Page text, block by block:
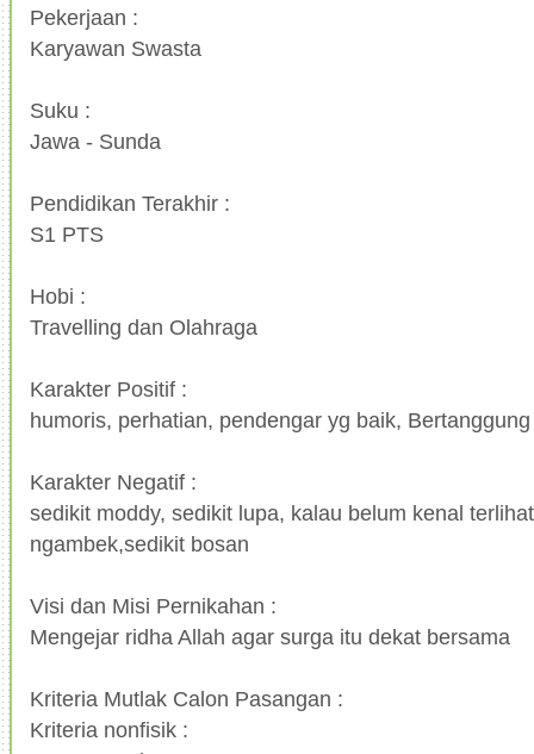
Pekerjaan :
Karyawan Swasta
Suku :
Jawa - Sunda
Pendidikan Terakhir :
S1 PTS
Hobi :
Travelling dan Olahraga
Karakter Positif :
humoris, perhatian, pendengar yg baik,
Karakter Negatif :
sedikit moddy, sedikit lupa, kalau belum kenal
ngambek,sedikit bosan
Visi dan Misi Pernikahan :
Mengejar ridha Allah agar surga itu dekat bersama
Kriteria Mutlak Calon Pasangan :
Kriteria nonfisik :